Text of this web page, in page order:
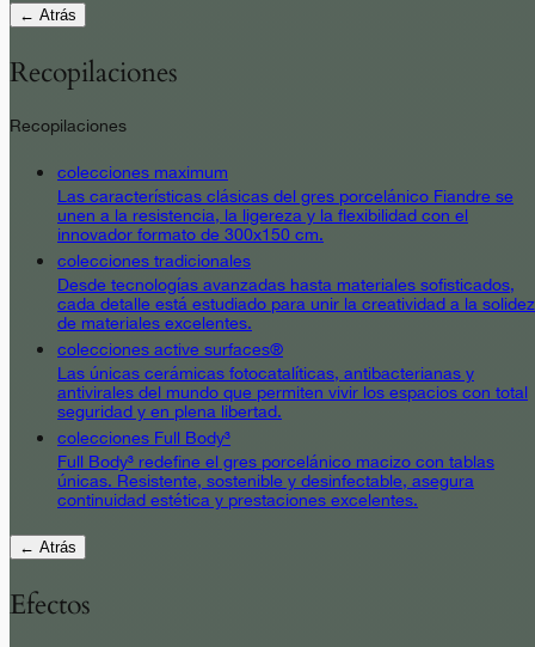
← Atrás
Recopilaciones
Recopilaciones
colecciones maximum
Las características clásicas del gres porcelánico Fiandre se
unen a la resistencia, la ligereza y la flexibilidad con el
innovador formato de 300x150 cm.
colecciones tradicionales
Desde tecnologías avanzadas hasta materiales sofisticados,
cada detalle está estudiado para unir la creatividad a la solidez
de materiales excelentes.
colecciones active surfaces®
Las únicas cerámicas fotocatalíticas, antibacterianas y
antivirales del mundo que permiten vivir los espacios con total
seguridad y en plena libertad.
colecciones Full Body³
Full Body³ redefine el gres porcelánico macizo con tablas
únicas. Resistente, sostenible y desinfectable, asegura
continuidad estética y prestaciones excelentes.
← Atrás
Efectos